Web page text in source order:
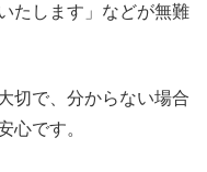
たします」などが無難
切で、分からない場合
心です。